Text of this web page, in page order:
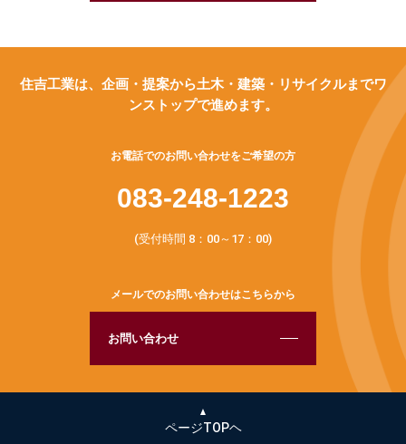
住吉工業は、企画・提案から土木・建築・リサイクルまでワ
ンストップで進めます。
お電話でのお問い合わせをご希望の方
083-248-1223
(受付時間 8：00～17：00)
メールでのお問い合わせはこちらから
お問い合わせ
ページTOPヘ